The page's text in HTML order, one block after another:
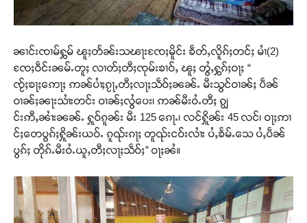
ၼၢင်းၸၢမ်ႁွမ် ၽူႈတႅၼ်းသၽႃးၸႄႈမိူင်း ၶဵတ်ႇလိူၵ်ႈတင်ႈ မၢႆ(2)
ၸႄႈဝဵင်းၼမ်ႉတူႈ လၢတ်ႈတီႈၸုမ်းၶၢဝ်ႇ ၽူႈ တွႆႇႁွၵ်ႈဝႃႈ “
ၸႂ်ႈၶႃႈဢေႃႈ ဢၼ်ပၢႆႈၵႂႃႇတီႈလႃႈသဵဝ်ႈၼၼ်ႉ မီးသွင်ဝၢၼ်ႈ ပဵၼ်
ဝၢၼ်ႈၼႃးသၢႆးတင်း ဝၢၼ်ႈလွႆပေး၊ ဢၼ်မီးဝႆႉတီႈ ၵျွ
င်းဢီႇၼၢႆးၼၼ်ႉ ႁူဝ်ၵူၼ်း မီး 125 ၵေႃႉ၊ လင်ႁိူၼ်း 45 လင်၊ ဝႃႈဢၢ
င်ႈတေပွၵ်ႈႁိူၼ်းယဝ်ႉ ၵူၺ်းၵႃႈ တူၺ်းငဝ်းလၢႆး ပႆႇၶႅမ်ႉသေ ပႆႇပဵၼ်
ပွၵ်ႈ တိုၵ်ႉမီးဝႆႉယူႇတီႈလႃႈသဵဝ်ႈ” ဝႃႈၼႆ။